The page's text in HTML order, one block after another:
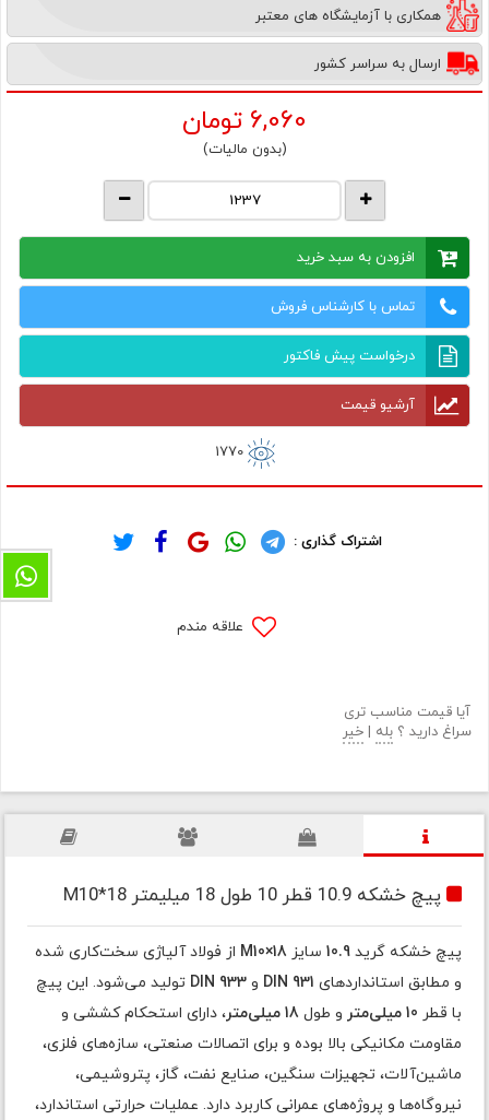
همکاری با آزمایشگاه های معتبر
ارسال به سراسر کشور
6,060 تومان
(بدون مالیات)
افزودن به سبد خرید
تماس با کارشناس فروش
درخواست پیش فاکتور
آرشیو قیمت
1770
اشتراک گذاری :
علاقه مندم
آیا قیمت مناسب تری
سراغ دارید ؟ بله | خیر
پیچ خشکه 10.9 قطر 10 طول 18 میلیمتر M10*18
پیچ خشکه گرید10.9 سایز M10×18 از فولاد آلیاژی سخت‌کاری شده
و مطابق استانداردهای DIN 931 وDIN 933 تولید می‌شود. این پیچ
با قطر 10 میلی‌متر و طول 18 میلی‌متر
، دارای استحکام کششی و
مقاومت مکانیکی بالا بوده و برای اتصالات صنعتی، سازه‌های فلزی،
ماشین‌آلات، تجهیزات سنگین، صنایع نفت، گاز، پتروشیمی،
نیروگاه‌ها و پروژه‌های عمرانی کاربرد دارد. عملیات حرارتی استاندارد،